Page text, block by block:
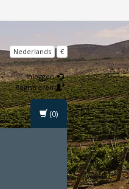
Nederlands €
Inloggen
Registreren
(0)